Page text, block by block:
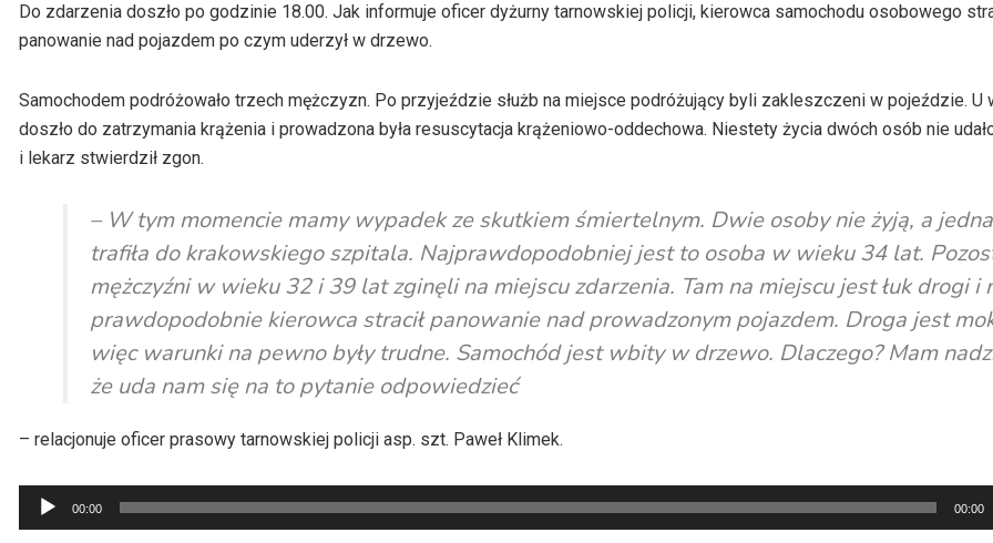
Do zdarzenia doszło po godzinie 18.00. Jak informuje oficer dyżurny tarnowskiej policji, kierowca samochodu osobowego
panowanie nad pojazdem po czym uderzył w drzewo.
Samochodem podróżowało trzech mężczyzn. Po przyjeździe służb na miejsce podróżujący byli zakleszczeni w pojeździe.
doszło do zatrzymania krążenia i prowadzona była resuscytacja krążeniowo-oddechowa. Niestety życia dwóch osób nie
i lekarz stwierdził zgon.
– W tym momencie mamy wypadek ze skutkiem śmiertelnym. Dwie osoby nie żyją, a jedna
trafiła do krakowskiego szpitala. Najprawdopodobniej jest to osoba w wieku 34 lat.
mężczyźni w wieku 32 i 39 lat zginęli na miejscu zdarzenia. Tam na miejscu jest łuk drogi i
prawdopodobnie kierowca stracił panowanie nad prowadzonym pojazdem. Droga jest
więc warunki na pewno były trudne. Samochód jest wbity w drzewo. Dlaczego? Mam
że uda nam się na to pytanie odpowiedzieć
– relacjonuje oficer prasowy tarnowskiej policji asp. szt. Paweł Klimek.
Odtwarzacz
plików
00:00 00:00